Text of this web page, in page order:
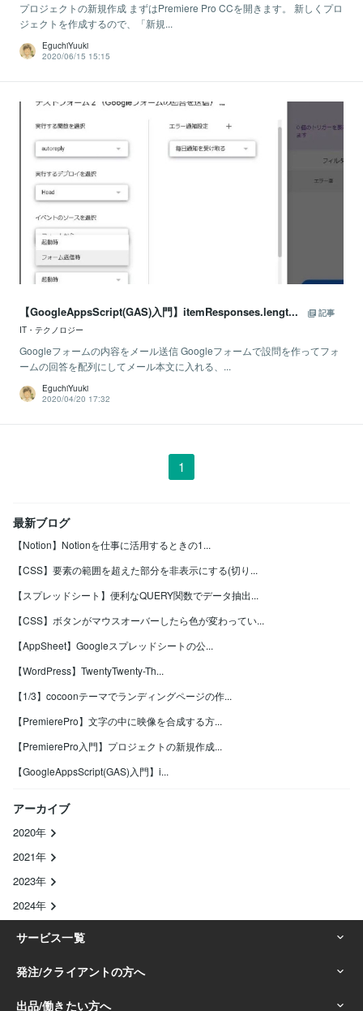
プロジェクトの新規作成 まずはPremiere Pro CCを開きます。 新しくプロ
ジェクトを作成するので、「新規...
EguchiYuuki
2020/06/15 15:15
【GoogleAppsScript(GAS)入門】itemResponses.lengt...
記事
IT・テクノロジー
Googleフォームの内容をメール送信 Googleフォームで設問を作ってフォ
ームの回答を配列にしてメール本文に入れる、...
EguchiYuuki
2020/04/20 17:32
1
最新ブログ
【Notion】Notionを仕事に活用するときの1...
【CSS】要素の範囲を超えた部分を非表示にする(切り...
【スプレッドシート】便利なQUERY関数でデータ抽出...
【CSS】ボタンがマウスオーバーしたら色が変わってい...
【AppSheet】Googleスプレッドシートの公...
【WordPress】TwentyTwenty-Th...
【1/3】cocoonテーマでランディングページの作...
【PremierePro】文字の中に映像を合成する方...
【PremierePro入門】プロジェクトの新規作成...
【GoogleAppsScript(GAS)入門】i...
アーカイブ
2020年
2021年
2023年
2024年